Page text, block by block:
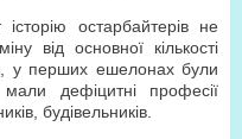
остарбайтерів не
від основної кількості
у перших ешелонах були
мали дефіцитні професії
будівельників.